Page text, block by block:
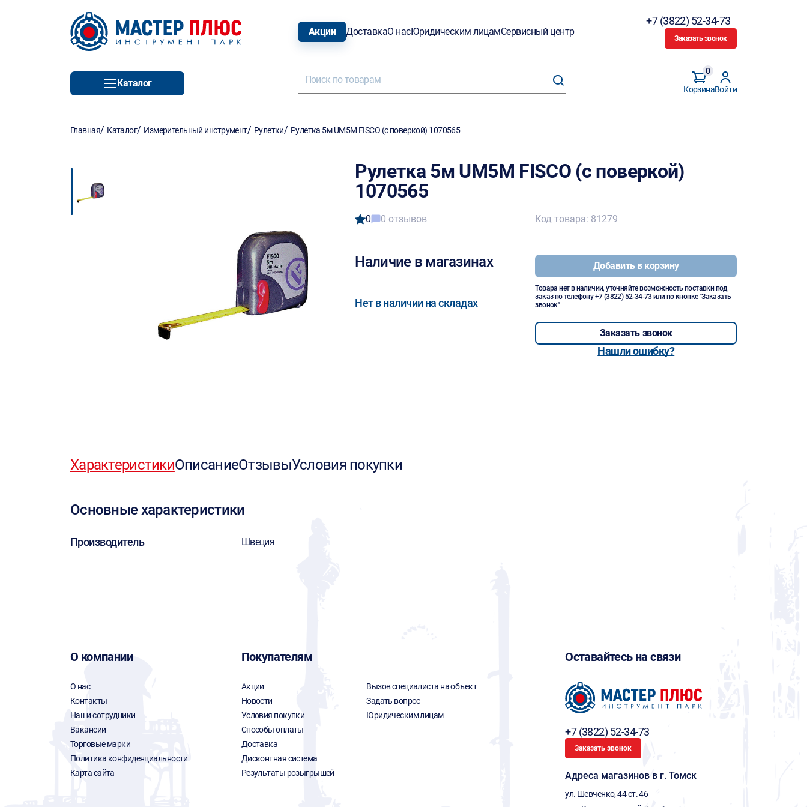
Акции ДоставкаО насЮридическим лицамСервисный центр
+7 (3822) 52-34-73
Заказать звонок
Каталог
Корзина
0
Войти
Главная/ Каталог/ Измерительный инструмент/ Рулетки/ Рулетка 5м UM5M FISCO (с поверкой) 1070565
Рулетка 5м UM5M FISCO (с поверкой)
1070565
0 0 отзывов
Наличие в магазинах
Нет в наличии на складах
Код товара: 81279
Добавить в корзину
Товара нет в наличии, уточняйте возможность поставки под
заказ по телефону+7 (3822) 52-34-73 или по кнопке "Заказать
звонок"
Заказать звонок
Нашли ошибку?
ХарактеристикиОписаниеОтзывыУсловия покупки
Основные характеристики
Производитель Швеция
О компании
О нас
Контакты
Наши сотрудники
Вакансии
Торговые марки
Политика конфиденциальности
Карта сайта
Покупателям
Акции
Новости
Условия покупки
Способы оплаты
Доставка
Дисконтная система
Результаты розыгрышей
Вызов специалиста на объект
Задать вопрос
Юридическим лицам
Оставайтесь на связи
+7 (3822) 52-34-73
Заказать звонок
Адреса магазинов в г. Томск
ул. Шевченко, 44 ст. 46